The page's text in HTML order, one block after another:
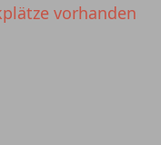
vorhanden